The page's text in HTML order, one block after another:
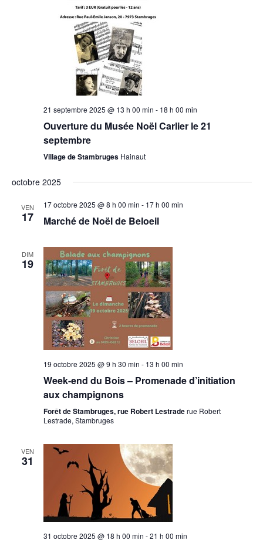
21 septembre 2025 @ 13 h 00 min - 18 h 00 min
Ouverture du Musée Noël Carlier le 21
septembre
Village de Stambruges Hainaut
octobre 2025
VEN
17
17 octobre 2025 @ 8 h 00 min - 17 h 00 min
Marché de Noël de Beloeil
DIM
19
19 octobre 2025 @ 9 h 30 min - 13 h 00 min
Week-end du Bois – Promenade d’initiation
aux champignons
Forêt de Stambruges, rue Robert Lestraderue Robert
Lestrade, Stambruges
VEN
31
31 octobre 2025 @ 18 h 00 min -21 h 00 min